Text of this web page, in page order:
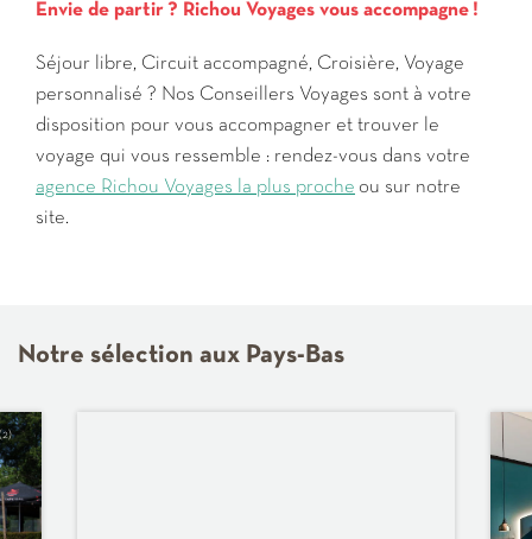
Envie de partir ? Richou Voyages vous accompagne !
Séjour libre, Circuit accompagné, Croisière, Voyage
personnalisé ? Nos Conseillers Voyages sont à votre
disposition pour vous accompagner et trouver le
voyage qui vous ressemble : rendez-vous dans votre
agence Richou Voyages la plus proche ou sur notre
site.
Notre sélection aux Pays-Bas
(2)